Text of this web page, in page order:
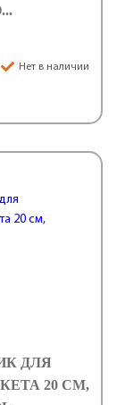
Нет в наличии
ДЛЯ
20 СМ,